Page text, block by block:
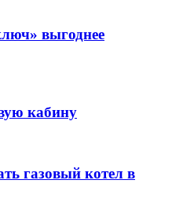
выгоднее
кабину
газовый котел в